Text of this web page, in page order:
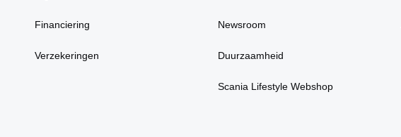
Financiering
Verzekeringen
Newsroom
Duurzaamheid
Scania Lifestyle Webshop